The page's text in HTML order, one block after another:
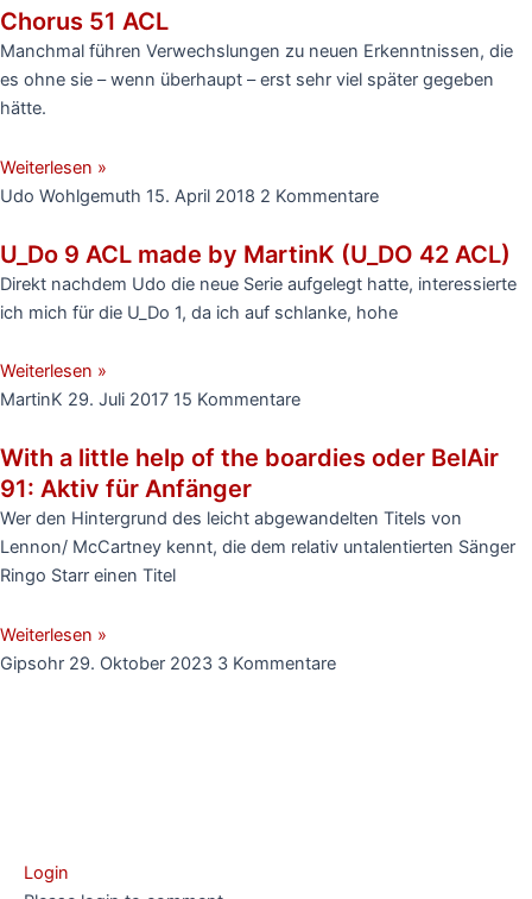
Chorus 51 ACL
Manchmal führen Verwechslungen zu neuen Erkenntnissen, die
es ohne sie – wenn überhaupt – erst sehr viel später gegeben
hätte.
Weiterlesen »
Udo Wohlgemuth 15. April 2018 2 Kommentare
U_Do 9 ACL made by MartinK (U_DO 42 ACL)
Direkt nachdem Udo die neue Serie aufgelegt hatte, interessierte
ich mich für die U_Do 1, da ich auf schlanke, hohe
Weiterlesen »
MartinK 29. Juli 2017 15 Kommentare
With a little help of the boardies oder BelAir
91: Aktiv für Anfänger
Wer den Hintergrund des leicht abgewandelten Titels von
Lennon/ McCartney kennt, die dem relativ untalentierten Sänger
Ringo Starr einen Titel
Weiterlesen »
Gipsohr 29. Oktober 2023 3 Kommentare
Login